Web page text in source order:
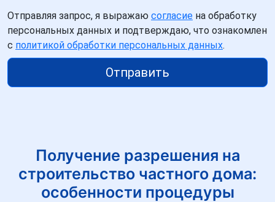
Отправляя запрос, я выражаю согласие на обработку
персональных данных и подтверждаю, что ознакомлен
с политикой обработки персональных данных.
Отправить
Получение разрешения на
строительство частного дома:
особенности процедуры